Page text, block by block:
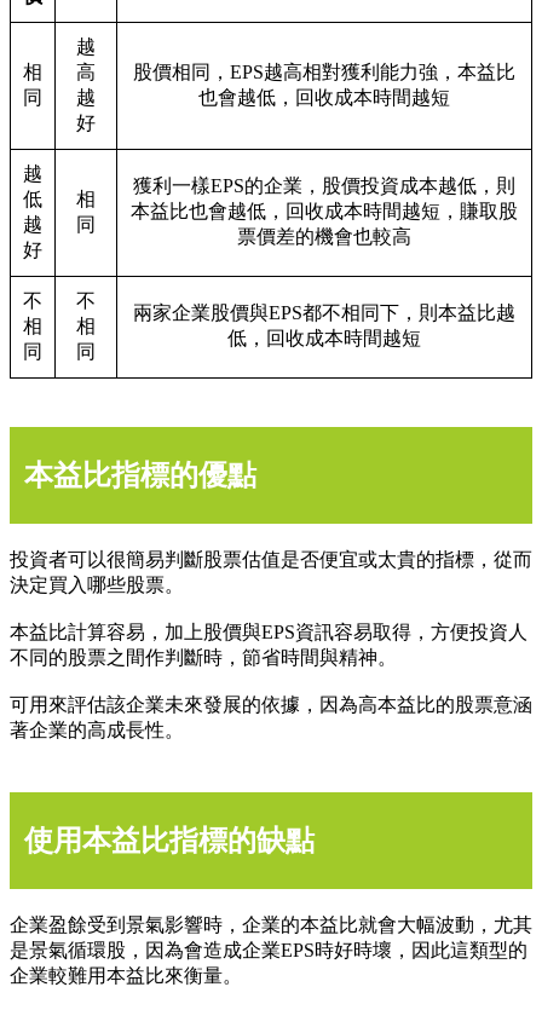
相
同
越
高
越
好
股價相同，EPS越高相對獲利能力強，本益比
也會越低，回收成本時間越短
越
低
越
好
相
同
獲利一樣EPS的企業，股價投資成本越低，則
本益比也會越低，回收成本時間越短，賺取股
票價差的機會也較高
不
相
同
不
相
同
兩家企業股價與EPS都不相同下，則本益比越
低，回收成本時間越短
本益比指標的優點
投資者可以很簡易判斷股票估值是否便宜或太貴的指標，從而
決定買入哪些股票。
本益比計算容易，加上股價與EPS資訊容易取得，方便投資人
不同的股票之間作判斷時，節省時間與精神。
可用來評估該企業未來發展的依據，因為高本益比的股票意涵
著企業的高成長性。
使用本益比指標的缺點
企業盈餘受到景氣影響時，企業的本益比就會大幅波動，尤其
是景氣循環股，因為會造成企業EPS時好時壞，因此這類型的
企業較難用本益比來衡量。